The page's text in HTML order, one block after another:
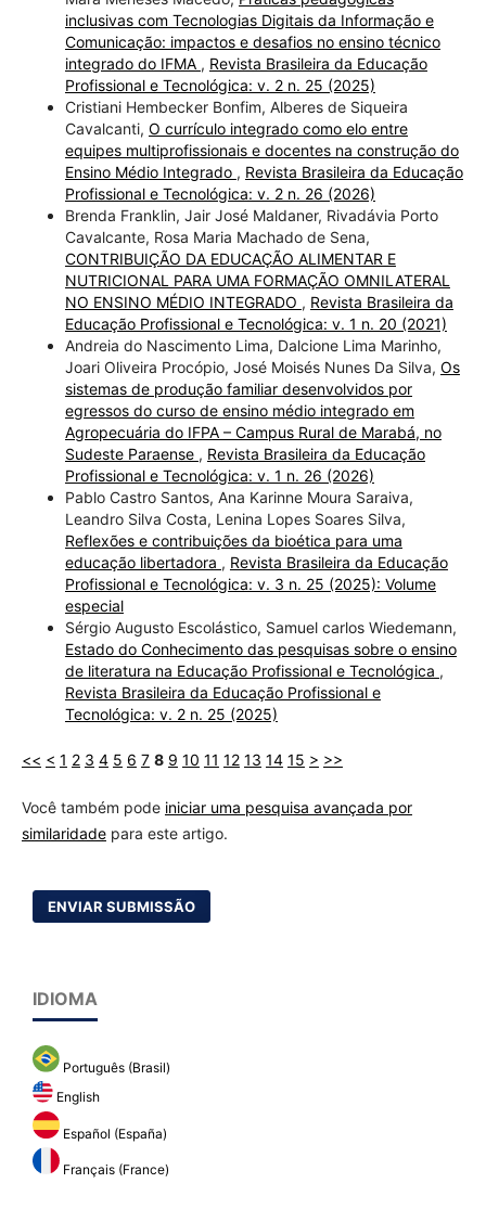
inclusivas com Tecnologias Digitais da Informação e
Comunicação: impactos e desafios no ensino técnico
integrado do IFMA , Revista Brasileira da Educação
Profissional e Tecnológica: v. 2 n. 25 (2025)
Cristiani Hembecker Bonfim, Alberes de Siqueira
Cavalcanti, O currículo integrado como elo entre
equipes multiprofissionais e docentes na construção do
Ensino Médio Integrado , Revista Brasileira da Educação
Profissional e Tecnológica: v. 2 n. 26 (2026)
Brenda Franklin, Jair José Maldaner, Rivadávia Porto
Cavalcante, Rosa Maria Machado de Sena,
CONTRIBUIÇÃO DA EDUCAÇÃO ALIMENTAR E
NUTRICIONAL PARA UMA FORMAÇÃO OMNILATERAL
NO ENSINO MÉDIO INTEGRADO , Revista Brasileira da
Educação Profissional e Tecnológica: v. 1 n. 20 (2021)
Andreia do Nascimento Lima, Dalcione Lima Marinho,
Joari Oliveira Procópio, José Moisés Nunes Da Silva, Os
sistemas de produção familiar desenvolvidos por
egressos do curso de ensino médio integrado em
Agropecuária do IFPA – Campus Rural de Marabá, no
Sudeste Paraense , Revista Brasileira da Educação
Profissional e Tecnológica: v. 1 n. 26 (2026)
Pablo Castro Santos, Ana Karinne Moura Saraiva,
Leandro Silva Costa, Lenina Lopes Soares Silva,
Reflexões e contribuições da bioética para uma
educação libertadora , Revista Brasileira da Educação
Profissional e Tecnológica: v. 3 n. 25 (2025): Volume
especial
Sérgio Augusto Escolástico, Samuel carlos Wiedemann,
Estado do Conhecimento das pesquisas sobre o ensino
de literatura na Educação Profissional e Tecnológica ,
Revista Brasileira da Educação Profissional e
Tecnológica: v. 2 n. 25 (2025)
<< < 1 2 3 4 5 6 7 8 9 10 11 12 13 14 15 > >>
Você também pode iniciar uma pesquisa avançada por
similaridadepara este artigo.
ENVIAR SUBMISSÃO
IDIOMA
Português (Brasil)
English
Español (España)
Français (France)